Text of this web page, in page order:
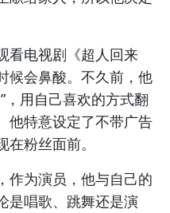
看电视剧《超人回来
候会鼻酸。不久前，他
用自己喜欢的方式翻
他特意设定了不带广告
粉丝面前。
作为演员，他与自己的
是唱歌、跳舞还是演